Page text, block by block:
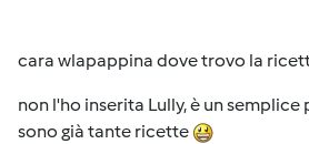
cara wlapappina dove trovo la
non l'ho inserita Lully, è un semplice
sono già tante ricette